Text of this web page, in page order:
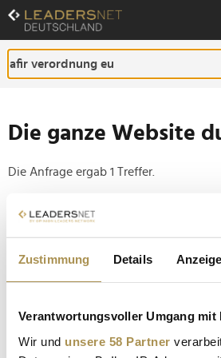
Zustimmung Details
Verantwortungsvoller Umgang mit
Wir und unsere 58 Partner
Zum
Inhalt
Zur
Fußzeilen-
Navigation
Die ganze Website
Die Anfrage ergab 1 Treffer.
Tipp
Setzen Sie die gesuchten Wörter
Anführungszeichen: zb "Vorname
Schnellladen an Autobahnen bis
teurer